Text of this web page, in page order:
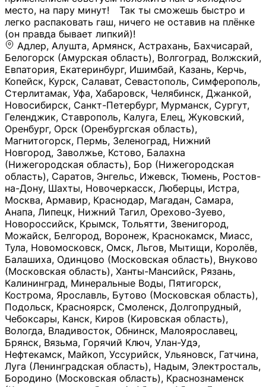
место, на пару минут!⠀ Так ты сможешь быстро и
легко распаковать гаш, ничего не оставив на плёнке
(он правда бывает липкий)!
Адлер, Алушта, Армянск, Астрахань, Бахчисарай,
Белогорск (Амурская область), Волгоград, Волжский,
Евпатория, Екатеринбург, Ишимбай, Казань, Керчь,
Копейск, Курск, Салават, Севастополь, Симферополь,
Стерлитамак, Уфа, Хабаровск, Челябинск, Джанкой,
Новосибирск, Санкт-Петербург, Мурманск, Сургут,
Геленджик, Ставрополь, Калуга, Елец, Жуковский,
Оренбург, Орск (Оренбургская область),
Магнитогорск, Пермь, Зеленоград, Нижний
Новгород, Заволжье, Кстово, Балахна
(Нижегородская область), Бор (Нижегородская
область), Саратов, Энгельс, Ижевск, Тюмень, Ростов-
на-Дону, Шахты, Новочеркасск, Люберцы, Истра,
Москва, Армавир, Краснодар, Магадан, Самара,
Анапа, Липецк, Нижний Тагил, Орехово-Зуево,
Новороссийск, Крымск, Тольятти, Звенигород,
Можайск, Белгород, Воронеж, Краснокамск, Миасс,
Тула, Новомосковск, Омск, Льгов, Мытищи, Королёв,
Балашиха, Одинцово (Московская область), Внуково
(Московская область), Ханты-Мансийск, Рязань,
Калининград, Минеральные Воды, Пятигорск,
Кострома, Ярославль, Бутово (Московская область),
Подольск, Красноярск, Смоленск, Долгопрудный,
Чебоксары, Канск, Киров (Кировская область),
Вологда, Владивосток, Обнинск, Малоярославец,
Брянск, Вязьма, Горячий Ключ, Улан-Удэ,
Нефтекамск, Майкоп, Уссурийск, Ульяновск, Гатчина,
Луга (Ленинградская область), Надым, Электросталь,
Бородино (Московская область), Краснознаменск